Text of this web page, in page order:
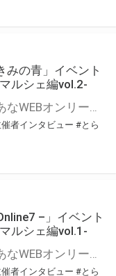
みの青」イベント
ルシェ編vol.2-
こんにちは、とらのあなWEBオンリー運営スタッフです。 新たにお届けする、イベント主催者インタビュー-マルシェ編-は、 とらのあなWEBオンリー「マルシェ」をご利用の主催様に 「マルシェ」を使ってイベントを開催した感想や心がけをお聞きする企画です。 今回は、WEBオンリー初開催「駄菓子と唐揚げ、きみの青」より、 主催のぎこ六屋様にお話を伺いました。 協力：ぎこ六屋様／イベント公式Twitter（@krkgwks） とらのあなWEBオンリー「マルシェ」とは？ WEBオンリーでリアルタイムでコミュニケーションがとれるオンライン会場です。
者インタビュー #とら
–」イベント
ルシェ編vol.1-
こんにちは、とらのあなWEBオンリー運営スタッフです。 新たにお届けする、イベント主催者インタビュー-マルシェ編-は、 とらのあなWEBオンリー「マルシェ」をご利用した主催様に 「マルシェ」を使って開催した感想や心がけをお聞きする企画です。 今回は、WEBオンリー開催7回目迎えた「マレシルプラン – Online7 –」より、 主催の玉川うた様にお話を伺いました。 ▼マレシルプランのインタビュー前回記事 「イベント主催者インタビュー vol.6」はこちら 協力：玉川うた様（マレシルプラン実行委員会 代表）／イベント公式Twitter（@mallesil_plan） とらのあなWEBオンリー「マルシェ」とは？ WEBオンリーでリアルタイムでコミュニケーションがとれるオンライン会場です。
者インタビュー #とら